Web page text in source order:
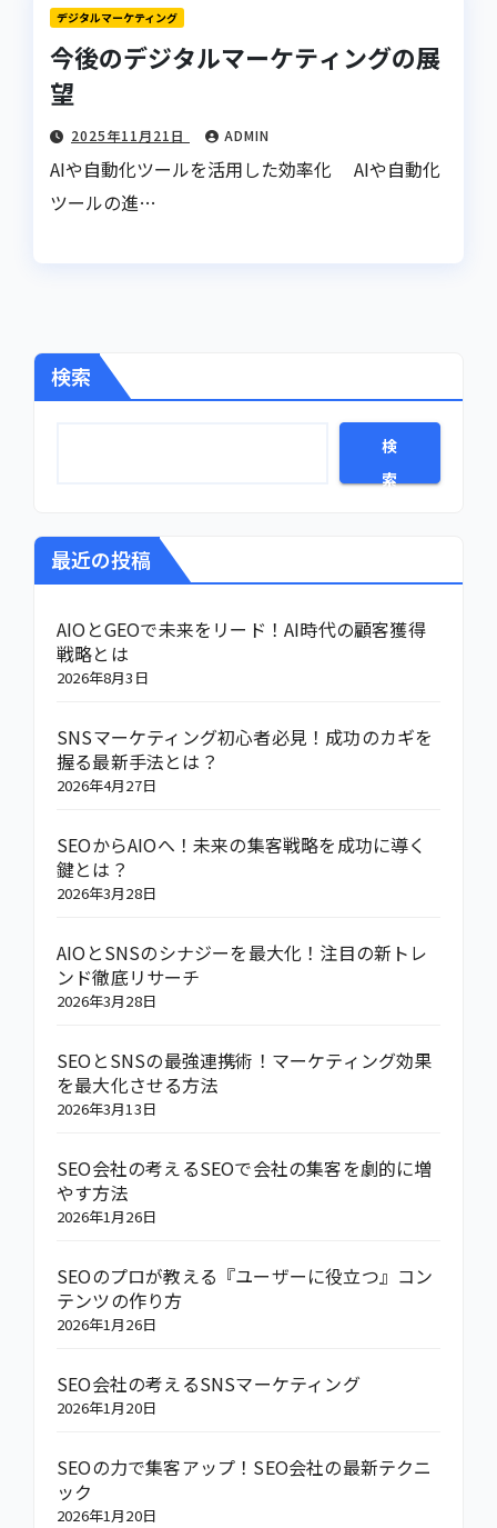
デジタルマーケティング
今後のデジタルマーケティングの展
望
2025年11月21日 ADMIN
AIや自動化ツールを活用した効率化 AIや自動化
ツールの進…
検索
検
索
最近の投稿
AIOとGEOで未来をリード！AI時代の顧客獲得
戦略とは
2026年8月3日
SNSマーケティング初心者必見！成功のカギを
握る最新手法とは？
2026年4月27日
SEOからAIOへ！未来の集客戦略を成功に導く
鍵とは？
2026年3月28日
AIOとSNSのシナジーを最大化！注目の新トレ
ンド徹底リサーチ
2026年3月28日
SEOとSNSの最強連携術！マーケティング効果
を最大化させる方法
2026年3月13日
SEO会社の考えるSEOで会社の集客を劇的に増
やす方法
2026年1月26日
SEOのプロが教える『ユーザーに役立つ』コン
テンツの作り方
2026年1月26日
SEO会社の考えるSNSマーケティング
2026年1月20日
SEOの力で集客アップ！SEO会社の最新テクニ
ック
2026年1月20日